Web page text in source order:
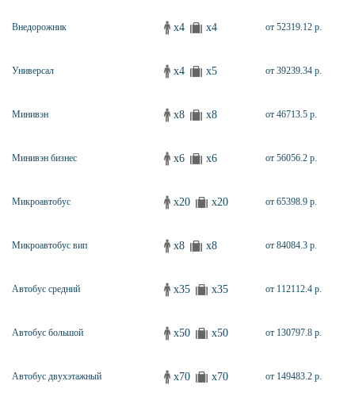
Внедорожник x4 x4 от 52319.12 р.
Универсал x4 x5 от 39239.34 р.
Минивэн x8 x8 от 46713.5 р.
Минивэн бизнес x6 x6 от 56056.2 р.
Микроавтобус x20 x20 от 65398.9 р.
Микроавтобус вип x8 x8 от 84084.3 р.
Автобус средний x35 x35 от 112112.4 р.
Автобус большой x50 x50 от 130797.8 р.
Автобус двухэтажный x70 x70 от 149483.2 р.